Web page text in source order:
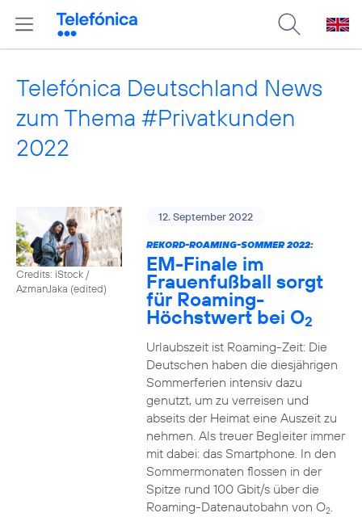
Telefónica Deutschland News
zum Thema #Privatkunden
2022
Credits: iStock /
AzmanJaka (edited)
12. September 2022
REKORD-ROAMING-SOMMER 2022:
EM-Finale im
Frauenfußball sorgt
für Roaming-
Höchstwert bei O2
Urlaubszeit ist Roaming-Zeit: Die
Deutschen haben die diesjährigen
Sommerferien intensiv dazu
genutzt, um zu verreisen und
abseits der Heimat eine Auszeit zu
nehmen. Als treuer Begleiter immer
mit dabei: das Smartphone. In den
Sommermonaten flossen in der
Spitze rund 100 Gbit/s über die
Roaming-Datenautobahn von O2.